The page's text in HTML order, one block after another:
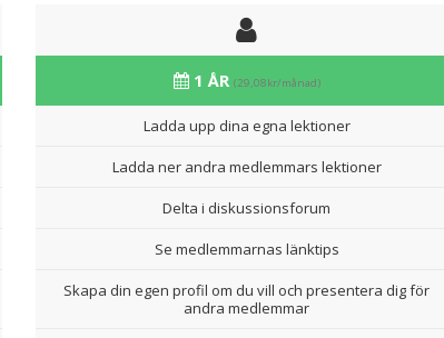
1 ÅR (29,08kr/månad)
Ladda upp dina egna lektioner
Ladda ner andra medlemmars lektioner
Delta i diskussionsforum
Se medlemmarnas länktips
Skapa din egen profil om du vill och presentera dig för
andra medlemmar